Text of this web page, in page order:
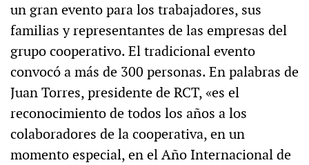
un gran evento para los trabajadores, sus
familias y representantes de las empresas del
grupo cooperativo. El tradicional evento
convocó a más de 300 personas. En palabras de
Juan Torres, presidente de RCT, «es el
reconocimiento de todos los años a los
colaboradores de la cooperativa, en un
momento especial, en el Año Internacional de